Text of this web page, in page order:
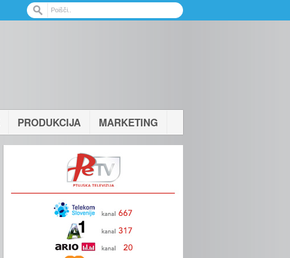
PRODUKCIJA MARKETING